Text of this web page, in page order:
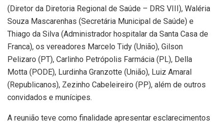
(Diretor da Diretoria Regional de Saúde – DRS VIII), Waléria
Souza Mascarenhas (Secretária Municipal de Saúde) e
Thiago da Silva (Administrador hospitalar da Santa Casa de
Franca), os vereadores Marcelo Tidy (União), Gilson
Pelizaro (PT), Carlinho Petrópolis Farmácia (PL), Della
Motta (PODE), Lurdinha Granzotte (União), Luiz Amaral
(Republicanos), Zezinho Cabeleireiro (PP), além de outros
convidados e munícipes.
A reunião teve como finalidade apresentar esclarecimentos